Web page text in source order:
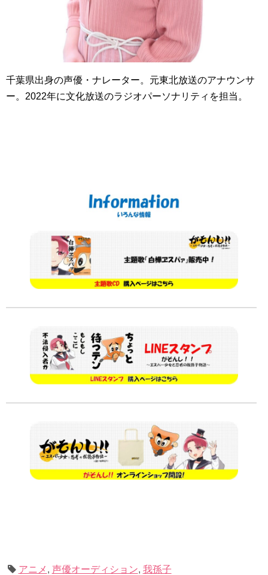
千葉県出身の声優・ナレーター。元東北放送のアナウンサ
ー。2022年に文化放送のラジオパーソナリティを担当。
アニメ , 声優オーディション, 我孫子